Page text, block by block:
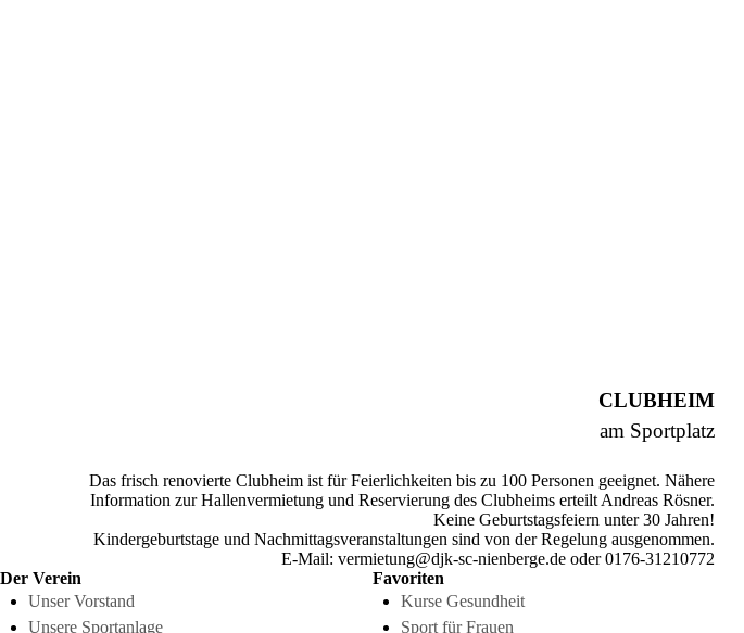
CLUBHEIM
am Sportplatz
Das frisch renovierte Clubheim ist für Feierlichkeiten bis zu 100 Personen geeignet. Nähere
Information zur Hallenvermietung und Reservierung des Clubheims erteilt Andreas Rösner.
Keine Geburtstagsfeiern unter 30 Jahren!
Kindergeburtstage und Nachmittagsveranstaltungen sind von der Regelung ausgenommen.
E-Mail: vermietung@djk-sc-nienberge.de oder 0176-31210772
Der Verein
Unser Vorstand
Unsere Sportanlage
Favoriten
Kurse Gesundheit
Sport für Frauen